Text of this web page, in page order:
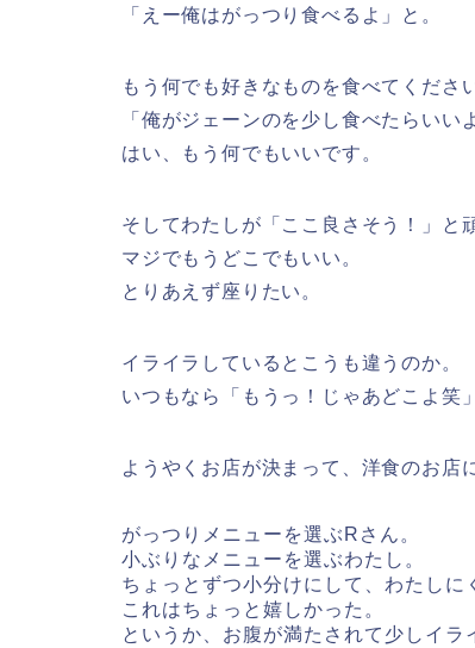
「えー俺はがっつり食べるよ」と。
もう何でも好きなものを食べてくださ
「俺がジェーンのを少し食べたらいい
はい、もう何でもいいです。
そしてわたしが「ここ良さそう！」と
マジでもうどこでもいい。
とりあえず座りたい。
イライラしているとこうも違うのか。
いつもなら「もうっ！じゃあどこよ笑
ようやくお店が決まって、洋食のお店
がっつりメニューを選ぶRさん。
小ぶりなメニューを選ぶわたし。
ちょっとずつ小分けにして、わたしに
これはちょっと嬉しかった。
というか、お腹が満たされて少しイラ